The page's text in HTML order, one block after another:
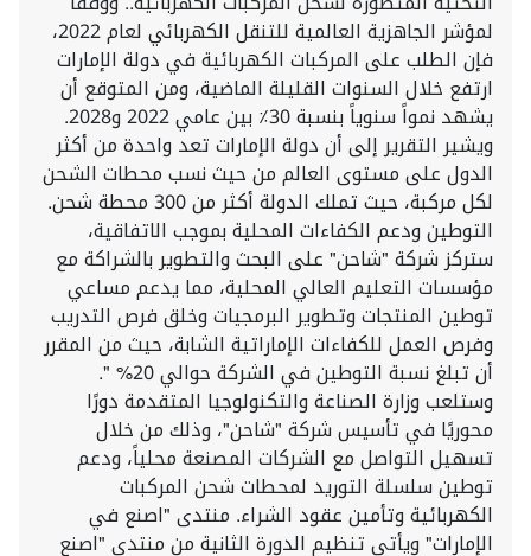
لمؤشر الجاهزية العالمية للتنقل الكهربائي لعام 2022،
فإن الطلب على المركبات الكهربائية في دولة الإمارات
ارتفع خلال السنوات القليلة الماضية، ومن المتوقع أن
يشهد نمواً سنوياً بنسبة 30٪ بين عامي 2022 و2028.
ويشير التقرير إلى أن دولة الإمارات تعد واحدة من أكثر
الدول على مستوى العالم من حيث نسب محطات الشحن
لكل مركبة، حيث تملك الدولة أكثر من 300 محطة شحن.
التوطين ودعم الكفاءات المحلية بموجب الاتفاقية،
ستركز شركة "شاحن" على البحث والتطوير بالشراكة مع
مؤسسات التعليم العالي المحلية، مما يدعم مساعي
توطين المنتجات وتطوير البرمجيات وخلق فرص التدريب
وفرص العمل للكفاءات الإماراتية الشابة، حيث من المقرر
أن تبلغ نسبة التوطين في الشركة حوالي 20% ".
وستلعب وزارة الصناعة والتكنولوجيا المتقدمة دورًا
محوريًا في تأسيس شركة "شاحن"، وذلك من خلال
تسهيل التواصل مع الشركات المصنعة محلياً، ودعم
توطين سلسلة التوريد لمحطات شحن المركبات
الكهربائية وتأمين عقود الشراء. منتدى "اصنع في
الإمارات" ويأتي تنظيم الدورة الثانية من منتدى "اصنع